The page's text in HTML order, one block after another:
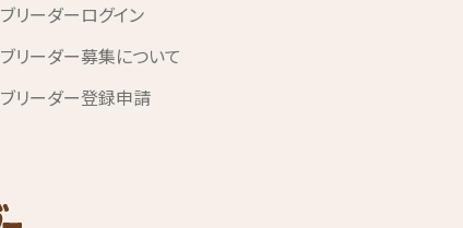
ブリーダーログイン
ブリーダー募集について
ブリーダー登録申請